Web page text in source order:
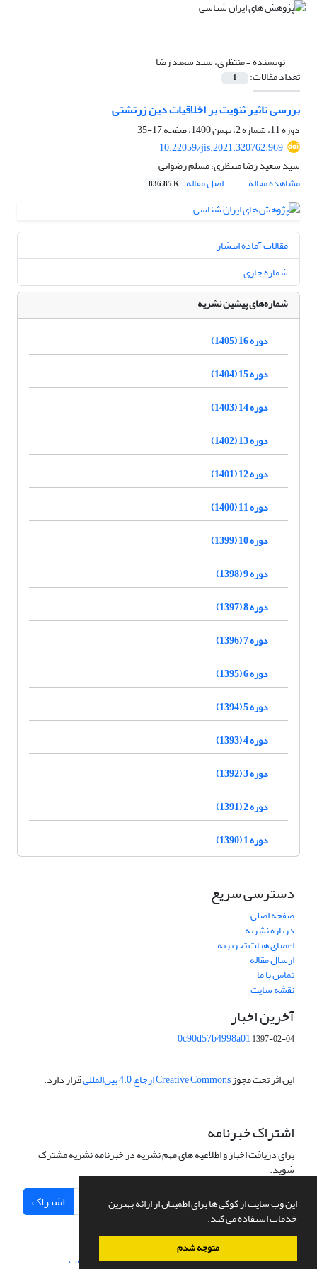
این وب سایت از کوکی ها برای اطمینان از ارائه بهترین
خدمات استفاده می کند.
متوجه شدم
نویسنده =منتظری، سید سعید رضا
تعداد مقالات: 1
بررسی تاثیر ثنویت بر اخلاقیات دین زرتشتی
دوره 11، شماره 2، بهمن 1400، صفحه
17-35
10.22059/jis.2021.320762.969
سید سعید رضا منتظری، مسلم رضوانی
مشاهده مقاله
اصل مقاله 836.85 K
مقالات آماده انتشار
شماره جاری
شماره‌های پیشین نشریه
دوره 16 (1405)
دوره 15 (1404)
دوره 14 (1403)
دوره 13 (1402)
دوره 12 (1401)
دوره 11 (1400)
دوره 10 (1399)
دوره 9 (1398)
دوره 8 (1397)
دوره 7 (1396)
دوره 6 (1395)
دوره 5 (1394)
دوره 4 (1393)
دوره 3 (1392)
دوره 2 (1391)
دوره 1 (1390)
دسترسی سریع
صفحه اصلی
درباره نشریه
اعضای هیات تحریریه
ارسال مقاله
تماس با ما
نقشه سایت
آخرین اخبار
0c90d57b4998a011397-02-04
این اثر تحت مجوزCreative Commons ارجاع 4.0 بین‌المللی قرار دارد.
اشتراک خبرنامه
برای دریافت اخبار و اطلاعیه های مهم نشریه در خبرنامه نشریه مشترک
شوید.
اشتراک
سامانه مدیریت نشریات علمی.طراحی و پیاده سازی از سیناوب